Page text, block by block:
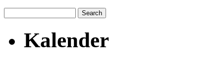
Kalender